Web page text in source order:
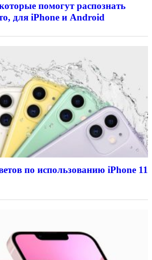
помогут распознать
для iPhone и Android
по использованию iPhone 11